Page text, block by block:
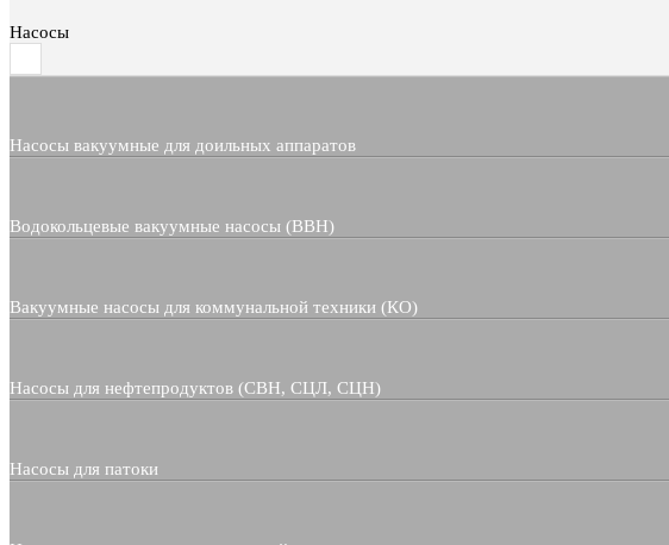
Насосы
Насосы вакуумные для доильных аппаратов
Водокольцевые вакуумные насосы (ВВН)
Вакуумные насосы для коммунальной техники (КО)
Насосы для нефтепродуктов (СВН, СЦЛ, СЦН)
Насосы для патоки